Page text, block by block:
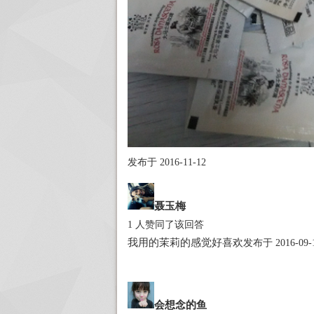
发布于 2016-11-12
聂玉梅
1 人赞同了该回答
我用的茉莉的感觉好喜欢发布于 2016-09-
会想念的鱼